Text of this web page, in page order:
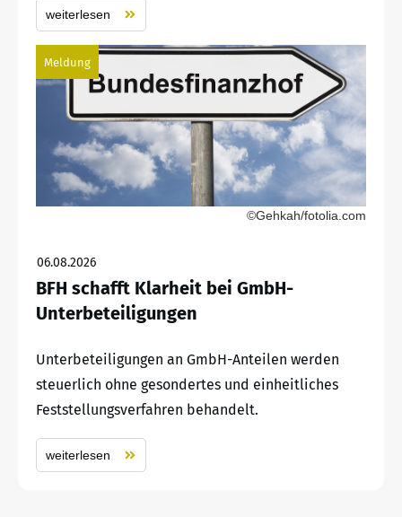
weiterlesen
Meldung
©Gehkah/fotolia.com
06.08.2026
BFH schafft Klarheit bei GmbH-
Unterbeteiligungen
Unterbeteiligungen an GmbH-Anteilen werden
steuerlich ohne gesondertes und einheitliches
Feststellungsverfahren behandelt.
weiterlesen